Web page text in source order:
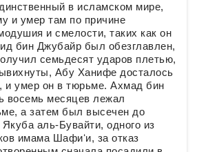
в исламском мире,
и умер там по причине
и смелости, таких как он
бин Джубайр был обезглавлен,
семьдесят ударов плетью,
Абу Ханифе досталось
и умер он в тюрьме. Ахмад бин
восемь месяцев лежал
а затем был высечен до
аль-Бувайти, одного из
имама Шафиʻи, за отказ